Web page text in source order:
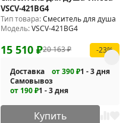
VSCV-421BG4
Тип товара:Смеситель для душа
Модель:VSCV-421BG4
20 163₽
15 510 ₽ -23%
Доставка от 390 ₽1 - 3 дня
Самовывоз
от 190 ₽1 - 3 дня
Купить